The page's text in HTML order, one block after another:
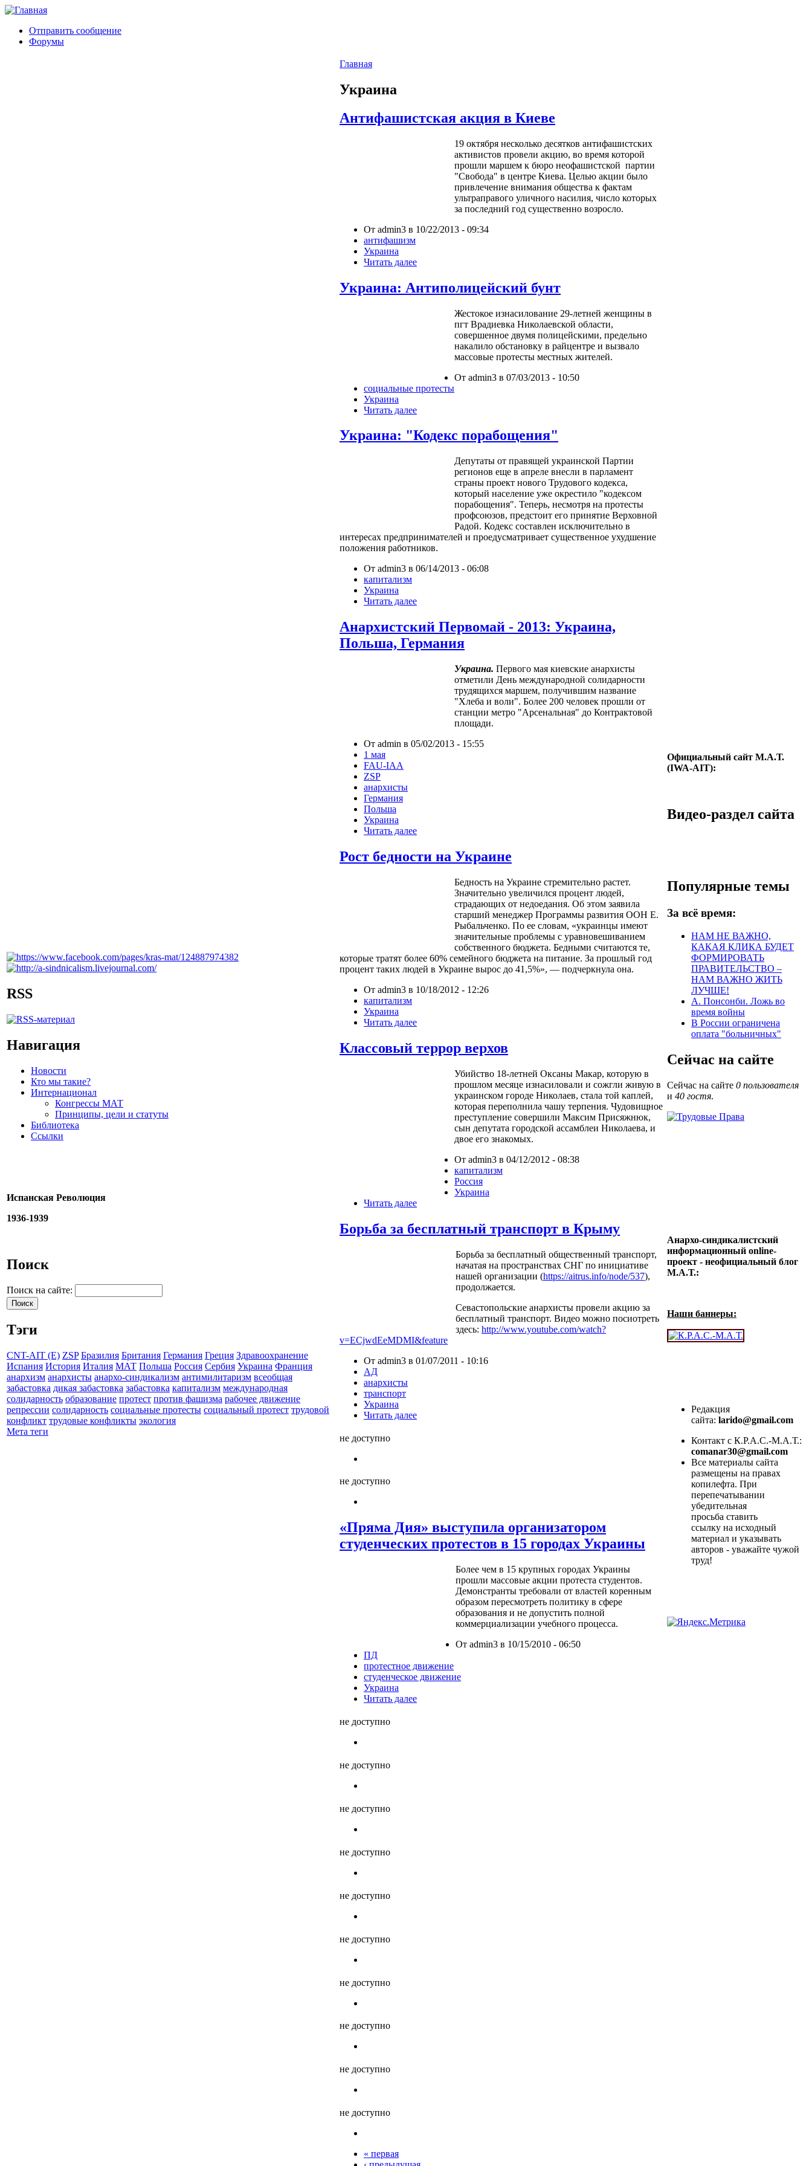
Отправить сообщение
Форумы
RSS
Навигация
Новости
Кто мы такие?
Интернационал
Конгрессы МАТ
Принципы, цели и статуты
Библиотека
Ссылки
Испанская Революция
1936-1939
Поиск
Поиск на сайте:
Тэги
CNT-AIT (E) ZSP Бразилия Британия Германия Греция Здравоохранение
Испания История Италия МАТ Польша Россия Сербия Украина Франция
анархизм анархисты анархо-синдикализм антимилитаризм всеобщая
забастовка дикая забастовка забастовка капитализм международная
солидарность образование протест против фашизма рабочее движение
репрессии солидарность социальные протесты социальный протест трудовой
конфликт трудовые конфликты экология
Мета теги
Главная
Украина
Антифашистская акция в Киеве
19 октября несколько десятков антифашистских
активистов провели акцию, во время которой
прошли маршем к бюро неофашистской партии
"Свобода" в центре Киева. Целью акции было
привлечение внимания общества к фактам
ультраправого уличного насилия, число которых
за последний год существенно возросло.
От admin3 в 10/22/2013 - 09:34
антифашизм
Украина
Читать далее
Украина: Антиполицейский бунт
Жестокое изнасилование 29-летней женщины в
пгт Врадиевка Николаевской области,
совершенное двумя полицейскими, предельно
накалило обстановку в райцентре и вызвало
массовые протесты местных жителей.
От admin3 в 07/03/2013 - 10:50
социальные протесты
Украина
Читать далее
Украина: "Кодекс порабощения"
Депутаты от правящей украинской Партии
регионов еще в апреле внесли в парламент
страны проект нового Трудового кодекса,
который население уже окрестило "кодексом
порабощения". Теперь, несмотря на протесты
профсоюзов, предстоит его принятие Верховной
Радой. Кодекс составлен исключительно в
интересах предпринимателей и проедусматривает существенное ухудшение
положения работников.
От admin3 в 06/14/2013 - 06:08
капитализм
Украина
Читать далее
Анархистский Первомай - 2013: Украина,
Польша, Германия
Украина. Первого мая киевские анархисты
отметили День международной солидарности
трудящихся маршем, получившим название
"Хлеба и воли". Более 200 человек прошли от
станции метро "Арсенальная" до Контрактовой
площади.
От admin в 05/02/2013 - 15:55
1 мая
FAU-IAA
ZSP
анархисты
Германия
Польша
Украина
Читать далее
Рост бедности на Украине
Бедность на Украине стремительно растет.
Значительно увеличился процент людей,
страдающих от недоедания. Об этом заявила
старший менеджер Программы развития ООН Е.
Рыбальченко. По ее словам, «украинцы имеют
значительные проблемы с уравновешиванием
собственного бюджета. Бедными считаются те,
которые тратят более 60% семейного бюджета на питание. За прошлый год
процент таких людей в Украине вырос до 41,5%», — подчеркнула она.
От admin3 в 10/18/2012 - 12:26
капитализм
Украина
Читать далее
Классовый террор верхов
Убийство 18-летней Оксаны Макар, которую в
прошлом месяце изнасиловали и сожгли живую в
украинском городе Николаев, стала той каплей,
которая переполнила чашу терпения. Чудовищное
преступление совершили Максим Присяжнюк,
сын депутата городской ассамблеи Николаева, и
двое его знакомых.
От admin3 в 04/12/2012 - 08:38
капитализм
Россия
Украина
Читать далее
Борьба за бесплатный транспорт в Крыму
Борьба за бесплатный общественный транспорт,
начатая на пространствах СНГ по инициативе
нашей организации (https://aitrus.info/node/537),
продолжается.
Севастопольские анархисты провели акцию за
бесплатный транспорт. Видео можно посиотреть
здесь: http://www.youtube.com/watch?
v=ECjwdEeMDMI&feature
От admin3 в 01/07/2011 - 10:16
АД
анархисты
транспорт
Украина
Читать далее
не доступно
не доступно
«Пряма Дия» выступила организатором
студенческих протестов в 15 городах Украины
Более чем в 15 крупных городах Украины
прошли массовые акции протеста студентов.
Демонстранты требовали от властей коренным
образом пересмотреть политику в сфере
образования и не допустить полной
коммерциализации учебного процесса.
От admin3 в 10/15/2010 - 06:50
ПД
протестное движение
студенческое движение
Украина
Читать далее
не доступно
не доступно
не доступно
не доступно
не доступно
не доступно
не доступно
не доступно
не доступно
не доступно
« первая
Официальный сайт М.А.Т.
(IWA-AIT):
Видео-раздел сайта
Популярные темы
За всё время:
НАМ НЕ ВАЖНО,
КАКАЯ КЛИКА БУДЕТ
ФОРМИРОВАТЬ
ПРАВИТЕЛЬСТВО –
НАМ ВАЖНО ЖИТЬ
ЛУЧШЕ!
А. Понсонби. Ложь во
время войны
В России ограничена
оплата "больничных"
Сейчас на сайте
Сейчас на сайте 0 пользователя
и 40 гостя.
Анархо-синдикалистский
информационный online-
проект - неофициальный блог
М.А.Т.:
Наши баннеры:
Редакция
сайта: larido@gmail.com
Контакт с К.Р.А.С.-М.А.Т.:
comanar30@gmail.com
Все материалы сайта
размещены на правах
копилефта. При
перепечатывании
убедительная
просьба ставить
ссылку на исходный
материал и указывать
авторов - уважайте чужой
труд!